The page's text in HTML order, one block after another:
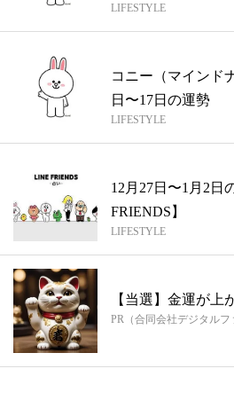
LIFESTYLE
コニー（マインド
日〜17日の運勢
LIFESTYLE
12月27日〜1月2日
FRIENDS】
LIFESTYLE
【当選】金運が上
PR（合同会社デジタルフ